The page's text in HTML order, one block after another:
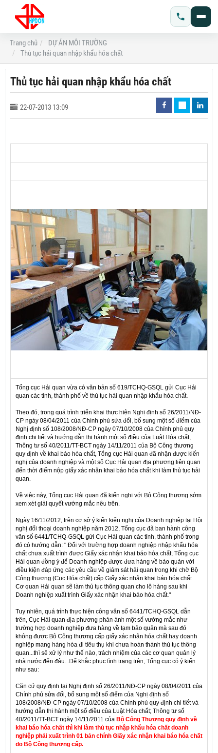
Trang chủ
DỰ ÁN MÔI TRƯỜNG
Thủ tục hải quan nhập khẩu hóa chất
Thủ tục hải quan nhập khẩu hóa chất
22-07-2013 13:09
Tổng cục Hải quan vừa có văn bản số 619/TCHQ-GSQL gửi Cục Hải
quan các tỉnh, thành phố về thủ tục hải quan nhập khẩu hóa chất.
Theo đó, trong quá trình triển khai thực hiện Nghị định số 26/2011/NĐ-
CP ngày 08/04/2011 của Chính phủ sửa đổi, bổ sung một số điểm của
Nghị định số 108/2008/NĐ-CP ngày 07/10/2008 của Chính phủ quy
định chi tiết và hướng dẫn thi hành một số điều của Luật Hóa chất,
Thông tư số 40/2011/TT-BCT ngày 14/11/2011 của Bộ Công thương
quy định về khai báo hóa chất, Tổng cục Hải quan đã nhận được kiến
nghị của doanh nghiệp và một số Cục Hải quan địa phương liên quan
đến thời điểm nộp giấy xác nhận khai báo hóa chất khi làm thủ tục hải
quan.
Về việc này, Tổng cục Hải quan đã kiến nghị với Bộ Công thương sớm
xem xét giải quyết vướng mắc nêu trên.
Ngày 16/11/2012, trên cơ sở ý kiến kiến nghị của Doanh nghiệp tại Hội
nghị đối thoại doanh nghiệp năm 2012, Tổng cục đã ban hành công
văn số 6441/TCHQ-GSQL gửi Cục Hải quan các tỉnh, thành phố trong
đó có hướng dẫn: " Đối với trường hợp doanh nghiệp nhập khẩu hóa
chất chưa xuất trình được Giấy xác nhận khai báo hóa chất, Tổng cục
Hải quan đồng ý để Doanh nghiệp được đưa hàng về bảo quản với
điều kiện đáp ứng các yêu cầu về giám sát hải quan trong khi chờ Bộ
Công thương (Cục Hóa chất) cấp Giấy xác nhận khai báo hóa chất.
Cơ quan Hải quan sẽ làm thủ tục thông quan cho lô hàng sau khi
Doanh nghiệp xuất trình Giấy xác nhận khai báo hóa chất."
Tuy nhiên, quá trình thực hiện công văn số 6441/TCHQ-GSQL dẫn
trên, Cục Hải quan địa phương phản ánh một số vướng mắc như
trường hợp doanh nghiệp đưa hàng về tạm bảo quản mà sau đó
không được Bộ Công thương cấp giấy xác nhận hóa chất hay doanh
nghiệp mang hàng hóa đi tiêu thụ khi chưa hoàn thành thủ tục thông
quan...thì sẽ xử lý như thế nào, trách nhiệm của các cơ quan quản lý
nhà nước đến đâu...Để khắc phục tình trạng trên, Tổng cục có ý kiến
như sau:
Căn cứ quy định tại Nghị định số 26/2011/NĐ-CP ngày 08/04/2011 của
Chính phủ sửa đổi, bổ sung một số điểm của Nghị định số
108/2008/NĐ-CP ngày 07/10/2008 của Chính phủ quy định chi tiết và
hướng dẫn thi hành một số điều của Luật Hóa chất; Thông tư số
40/2011/TT-BCT ngày 14/11/2011 của Bộ Công Thương quy định về
khai báo hóa chất thì khi làm thủ tục nhập khẩu hóa chất doanh
nghiệp phải xuất trình 01 bản chính Giấy xác nhận khai báo hóa chất
do Bộ Công thương cấp.